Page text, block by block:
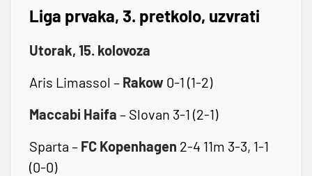
Liga prvaka, 3. pretkolo, uzvrati
Utorak, 15. kolovoza
Aris Limassol – Rakow 0-1 (1-2)
Maccabi Haifa – Slovan 3-1 (2-1)
Sparta – FC Kopenhagen 2-4 11m 3-3, 1-1
(0-0)